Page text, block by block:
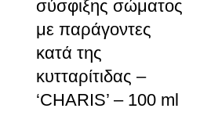
σύσφιξης σώματος
με παράγοντες
κατά της
κυτταρίτιδας –
‘CHARIS’ – 100 ml